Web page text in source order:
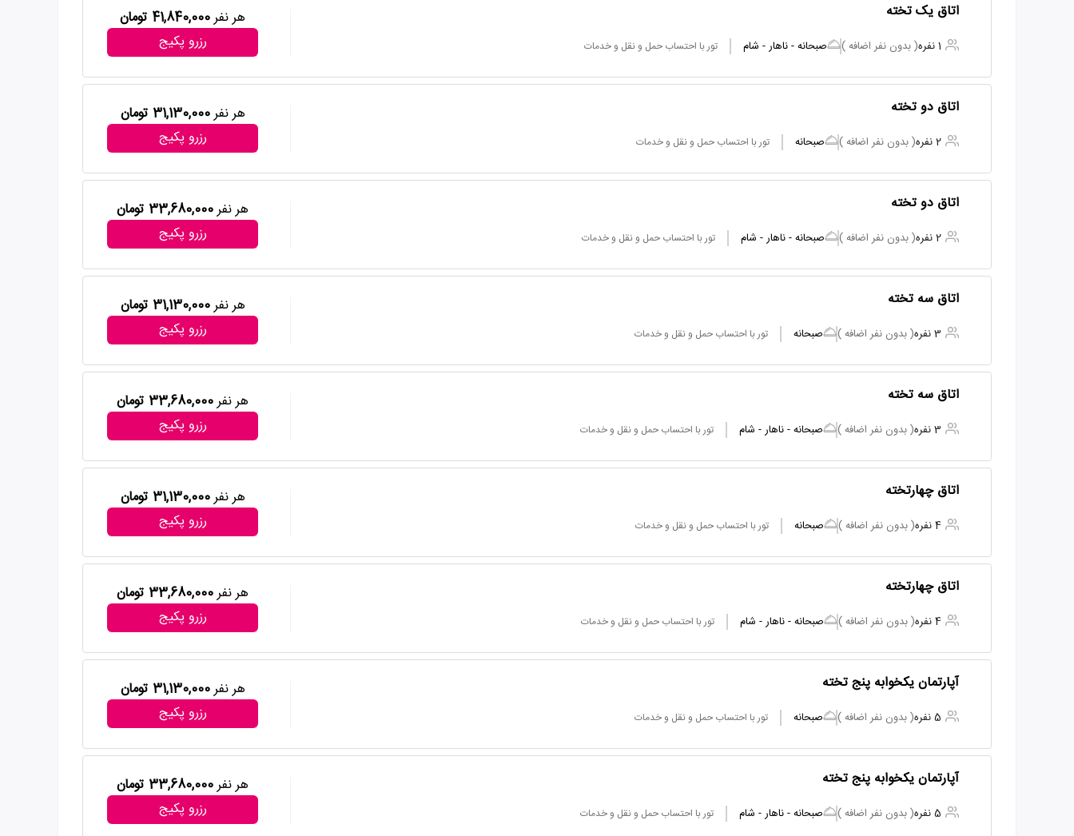
اتاق یک تخته
1 نفره ( بدون نفر اضافه ) صبحانه - ناهار - شام تور با احتساب حمل و نقل و خدمات
هر نفر41,840,000 تومان
رزرو پکیج
اتاق دو تخته
2 نفره ( بدون نفر اضافه ) صبحانه تور با احتساب حمل و نقل و خدمات
هر نفر31,130,000 تومان
رزرو پکیج
اتاق دو تخته
2 نفره ( بدون نفر اضافه ) صبحانه - ناهار - شام تور با احتساب حمل و نقل و خدمات
هر نفر33,680,000 تومان
رزرو پکیج
اتاق سه تخته
3 نفره ( بدون نفر اضافه ) صبحانه تور با احتساب حمل و نقل و خدمات
هر نفر31,130,000 تومان
رزرو پکیج
اتاق سه تخته
3 نفره ( بدون نفر اضافه ) صبحانه - ناهار - شام تور با احتساب حمل و نقل و خدمات
هر نفر33,680,000 تومان
رزرو پکیج
اتاق چهارتخته
4 نفره ( بدون نفر اضافه ) صبحانه تور با احتساب حمل و نقل و خدمات
هر نفر31,130,000 تومان
رزرو پکیج
اتاق چهارتخته
4 نفره ( بدون نفر اضافه ) صبحانه - ناهار - شام تور با احتساب حمل و نقل و خدمات
هر نفر33,680,000 تومان
رزرو پکیج
آپارتمان یکخوابه پنج تخته
5 نفره ( بدون نفر اضافه ) صبحانه تور با احتساب حمل و نقل و خدمات
هر نفر31,130,000 تومان
رزرو پکیج
آپارتمان یکخوابه پنج تخته
5 نفره ( بدون نفر اضافه ) صبحانه - ناهار - شام تور با احتساب حمل و نقل و خدمات
هر نفر33,680,000 تومان
رزرو پکیج